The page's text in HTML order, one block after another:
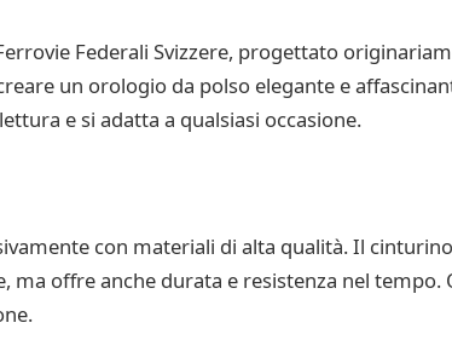
Federali Svizzere, progettato
un orologio da polso elegante e
e si adatta a qualsiasi occasione.
con materiali di alta qualità. Il
ma offre anche durata e resistenza nel